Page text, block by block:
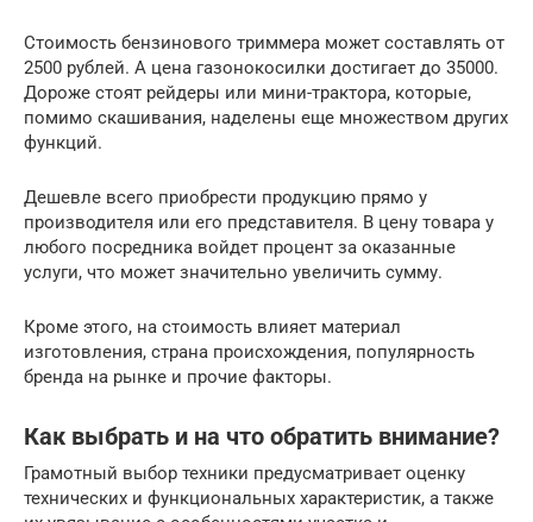
Стоимость бензинового триммера может составлять от
2500 рублей. А цена газонокосилки достигает до 35000.
Дороже стоят рейдеры или мини-трактора, которые,
помимо скашивания, наделены еще множеством других
функций.
Дешевле всего приобрести продукцию прямо у
производителя или его представителя. В цену товара у
любого посредника войдет процент за оказанные
услуги, что может значительно увеличить сумму.
Кроме этого, на стоимость влияет материал
изготовления, страна происхождения, популярность
бренда на рынке и прочие факторы.
Как выбрать и на что обратить внимание?
Грамотный выбор техники предусматривает оценку
технических и функциональных характеристик, а также